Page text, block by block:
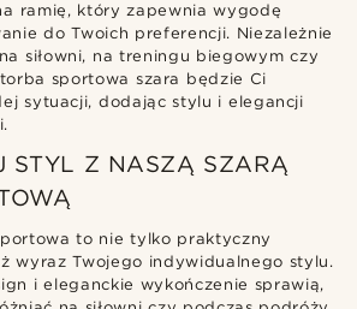
ramię, który zapewnia wygodę
do Twoich preferencji. Niezależnie
siłowni, na treningu biegowym czy
sportowa szara będzie Ci
sytuacji, dodając stylu i elegancji
STYL Z NASZĄ SZARĄ
to nie tylko praktyczny
wyraz Twojego indywidualnego stylu.
i eleganckie wykończenie sprawią,